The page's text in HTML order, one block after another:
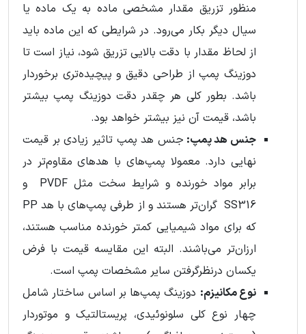
منظور تزریق مقدار مشخصی ماده به یک ماده یا
سیال دیگر بکار می‌رود. در شرایطی که این ماده باید
از لحاظ مقدار با دقت بالایی تزریق شود، نیاز است تا
دوزینگ پمپ از طراحی دقیق و پیچیده‌تری برخوردار
باشد. بطور کلی هر چقدر دقت دوزینگ پمپ بیشتر
باشد، قیمت آن نیز بیشتر خواهد بود.
جنس هد پمپ: جنس هد پمپ تاثیر زیادی بر قیمت
نهایی دارد. معمولا پمپ‌های با هد‌های مقاوم‌تر در
برابر مواد خورنده و شرایط سخت مثل PVDF و
SS316 گران‌تر هستند و از طرفی پمپ‌های با هد‌ PP
که برای مواد شیمیایی کمتر خورنده مناسب هستند،
ارزان‌تر می‌باشند. البته این مقایسه قیمت با فرض
یکسان درنظرگرفتن سایر مشخصات پمپ است.
نوع مکانیزم: دوزینگ پمپ‌ها بر اساس ساختار شامل
چهار نوع کلی سلونوئیدی، پریستالتیک و موتوردار